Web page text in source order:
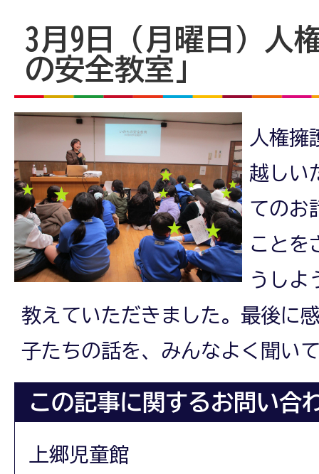
3月9日（月曜日）人
の安全教室」
人権擁
越しい
てのお
ことを
うしよ
教えていただきました。最後に
子たちの話を、みんなよく聞い
この記事に関するお問い合
上郷児童館